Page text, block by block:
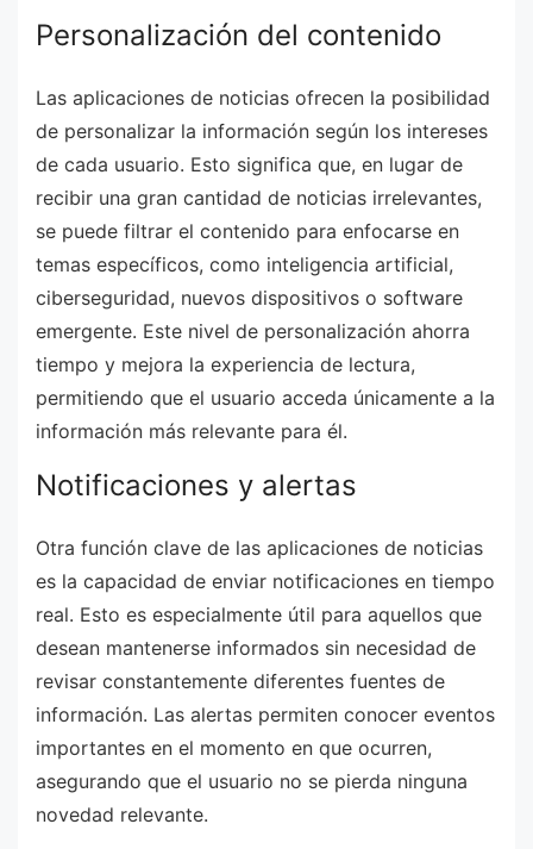
Personalización del contenido
Las aplicaciones de noticias ofrecen la posibilidad
de personalizar la información según los intereses
de cada usuario. Esto significa que, en lugar de
recibir una gran cantidad de noticias irrelevantes,
se puede filtrar el contenido para enfocarse en
temas específicos, como inteligencia artificial,
ciberseguridad, nuevos dispositivos o software
emergente. Este nivel de personalización ahorra
tiempo y mejora la experiencia de lectura,
permitiendo que el usuario acceda únicamente a la
información más relevante para él.
Notificaciones y alertas
Otra función clave de las aplicaciones de noticias
es la capacidad de enviar notificaciones en tiempo
real. Esto es especialmente útil para aquellos que
desean mantenerse informados sin necesidad de
revisar constantemente diferentes fuentes de
información. Las alertas permiten conocer eventos
importantes en el momento en que ocurren,
asegurando que el usuario no se pierda ninguna
novedad relevante.